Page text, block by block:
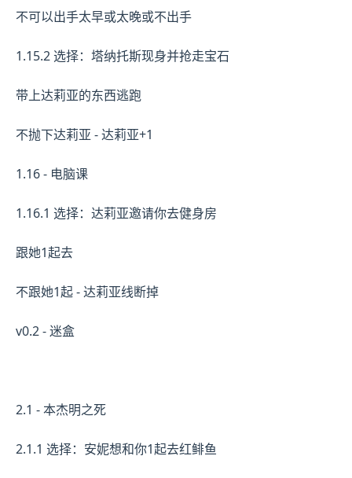
不可以出手太早或太晚或不出手
1.15.2 选择：塔纳托斯现身并抢走宝石
带上达莉亚的东西逃跑
不抛下达莉亚 - 达莉亚+1
1.16 - 电脑课
1.16.1 选择：达莉亚邀请你去健身房
跟她1起去
不跟她1起 - 达莉亚线断掉
v0.2 - 迷盒
2.1 - 本杰明之死
2.1.1 选择：安妮想和你1起去红鲱鱼